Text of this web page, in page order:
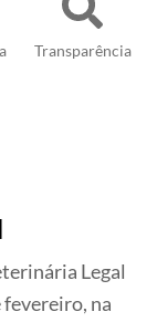
Transparência
Legal
na